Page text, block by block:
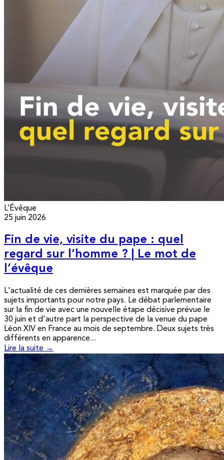
L’Évêque
25 juin 2026
Fin de vie, visite du pape : quel
regard sur l’homme ? | Le mot de
l’évêque
L'actualité de ces dernières semaines est marquée par des
sujets importants pour notre pays. Le débat parlementaire
sur la fin de vie avec une nouvelle étape décisive prévue le
30 juin et d'autre part la perspective de la venue du pape
Léon XIV en France au mois de septembre. Deux sujets très
différents en apparence...
Lire la suite →